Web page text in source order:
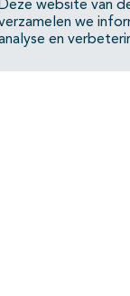
Deze website van
we
en